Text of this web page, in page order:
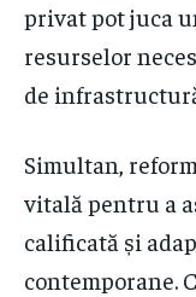
privat pot juca
resurselor
de
Simultan,
vitală pentru a
calificată și
contemporane.